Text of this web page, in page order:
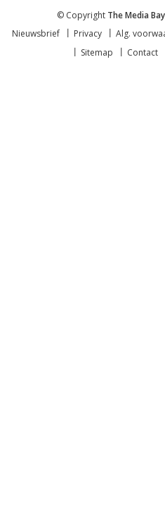
© Copyright The Media Bay
Nieuwsbrief
Privacy Alg.
Sitemap
Contact